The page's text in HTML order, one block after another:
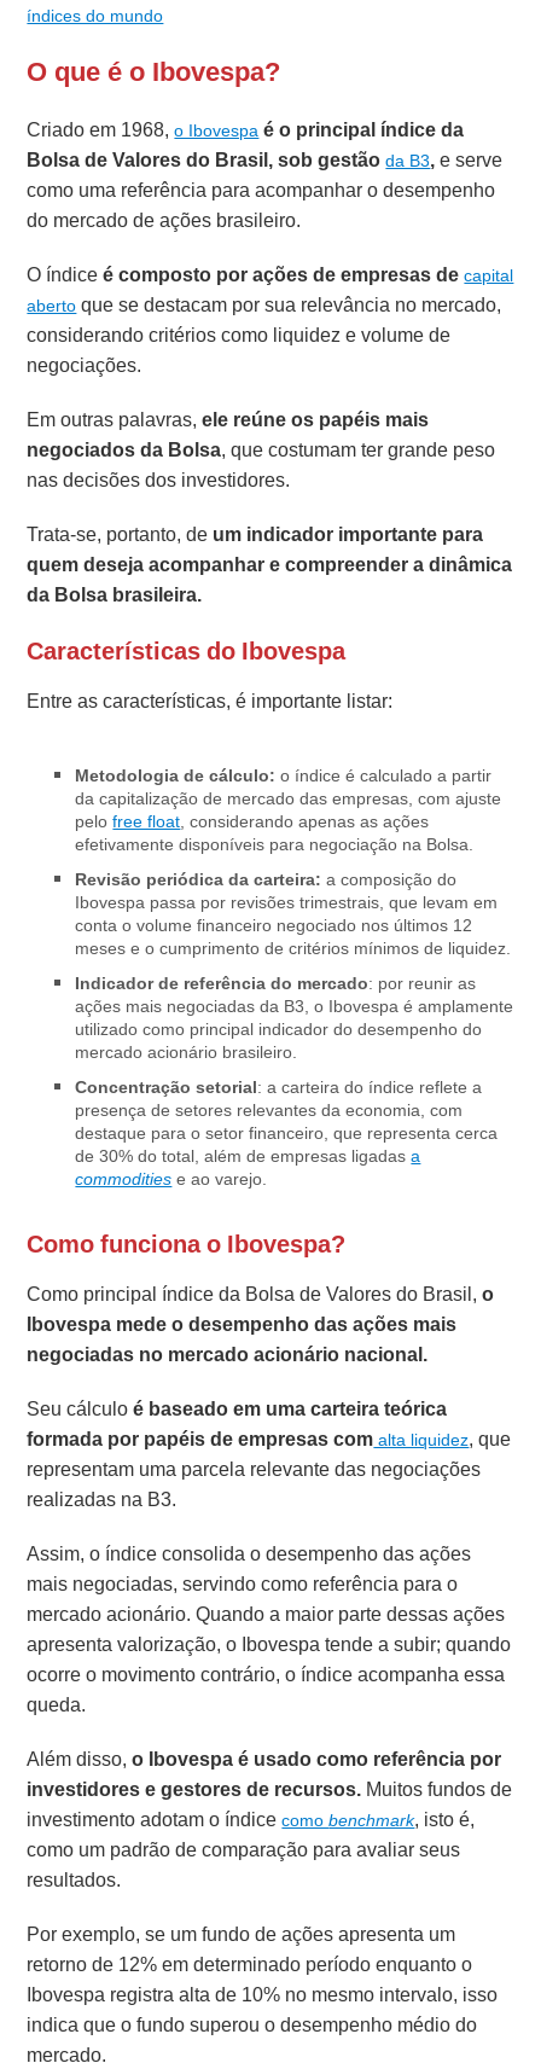
índices do mundo
O que é o Ibovespa?
Criado em 1968,o Ibovespa é o principal índice da
Bolsa de Valores do Brasil, sob gestãoda B3,e serve
como uma referência para acompanhar o desempenho
do mercado de ações brasileiro.
O índiceé composto por ações de empresas decapital
aberto que se destacam por sua relevância no mercado,
considerando critérios como liquidez e volume de
negociações.
Em outras palavras,ele reúne os papéis mais
negociados da Bolsa, que costumam ter grande peso
nas decisões dos investidores.
Trata-se, portanto, de um indicador importante para
quem deseja acompanhar e compreender a dinâmica
da Bolsa brasileira.
Características do Ibovespa
Entre as características, é importante listar:
Metodologia de cálculo:o índice é calculado a partir
da capitalização de mercado das empresas, com ajuste
pelofree float, considerando apenas as ações
efetivamente disponíveis para negociação na Bolsa.
Revisão periódica da carteira: a composição do
Ibovespa passa por revisões trimestrais, que levam em
conta o volume financeiro negociado nos últimos 12
meses e o cumprimento de critérios mínimos de liquidez.
Indicador de referência do mercado: por reunir as
ações mais negociadas da B3, o Ibovespa é amplamente
utilizado como principal indicador do desempenho do
mercado acionário brasileiro.
Concentração setorial: a carteira do índice reflete a
presença de setores relevantes da economia, com
destaque para o setor financeiro, que representa cerca
de 30% do total, além de empresas ligadasa
commodities e ao varejo.
Como funciona o Ibovespa?
Como principal índice da Bolsa de Valores do Brasil,o
Ibovespa mede o desempenho das ações mais
negociadas no mercado acionário nacional.
Seu cálculoé baseado em uma carteira teórica
formada por papéis de empresas com alta liquidez, que
representam uma parcela relevante das negociações
realizadas na B3.
Assim, o índice consolida o desempenho das ações
mais negociadas, servindo como referência para o
mercado acionário. Quando a maior parte dessas ações
apresenta valorização, o Ibovespa tende a subir; quando
ocorre o movimento contrário, o índice acompanha essa
queda.
Além disso,o Ibovespa é usado como referência por
investidores e gestores de recursos. Muitos fundos de
investimento adotam o índicecomobenchmark, isto é,
como um padrão de comparação para avaliar seus
resultados.
Por exemplo, se um fundo de ações apresenta um
retorno de 12% em determinado período enquanto o
Ibovespa registra alta de 10% no mesmo intervalo, isso
indica que o fundo superou o desempenho médio do
mercado.